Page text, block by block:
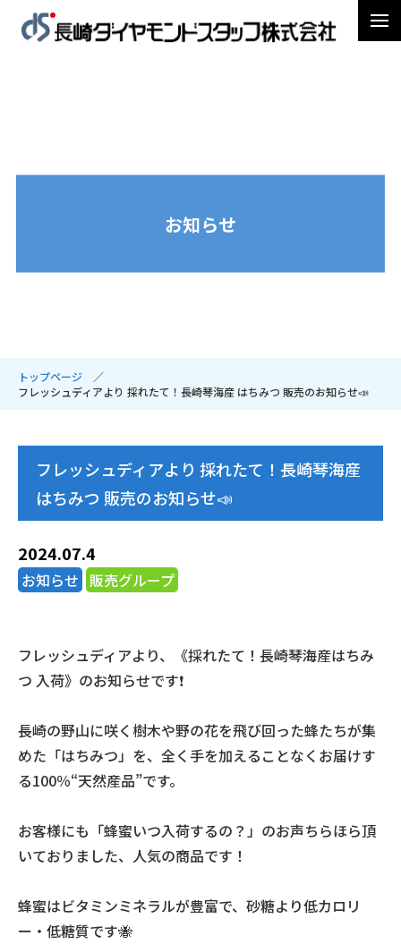
お知らせ
トップページ
フレッシュディアより 採れたて！長崎琴海産 はちみつ 販売のお知らせ📣
フレッシュディアより 採れたて！長崎琴海産
はちみつ 販売のお知らせ📣
2024.07.4
お知らせ 販売グループ
フレッシュディアより、《採れたて！長崎琴海産はちみ
つ 入荷》のお知らせです❗️
長崎の野山に咲く樹木や野の花を飛び回った蜂たちが集
めた「はちみつ」を、全く手を加えることなくお届けす
る100％“天然産品”です。
お客様にも「蜂蜜いつ入荷するの？」のお声ちらほら頂
いておりました、人気の商品です！
蜂蜜はビタミンミネラルが豊富で、砂糖より低カロリ
ー・低糖質です🐝